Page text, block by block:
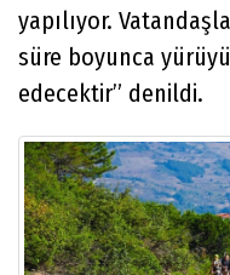
yapılıyor.
süre boyunca
edecektir” denildi.